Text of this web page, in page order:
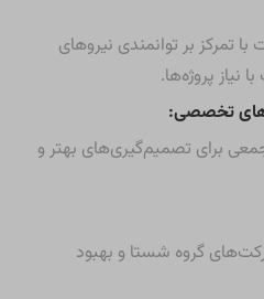
تمرکز بر توانمندی نیروهای
پروژه‌ها.
تخصصی:
برای تصمیم‌گیری‌های بهتر و
گروه شستا و بهبود